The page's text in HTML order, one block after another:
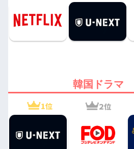
韓国ドラマ